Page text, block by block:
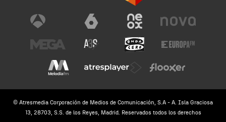
© Atresmedia Corporación de Medios de Comunicación, S.A - A. Isla Graciosa
13, 28703, S.S. de los Reyes, Madrid. Reservados todos los derechos